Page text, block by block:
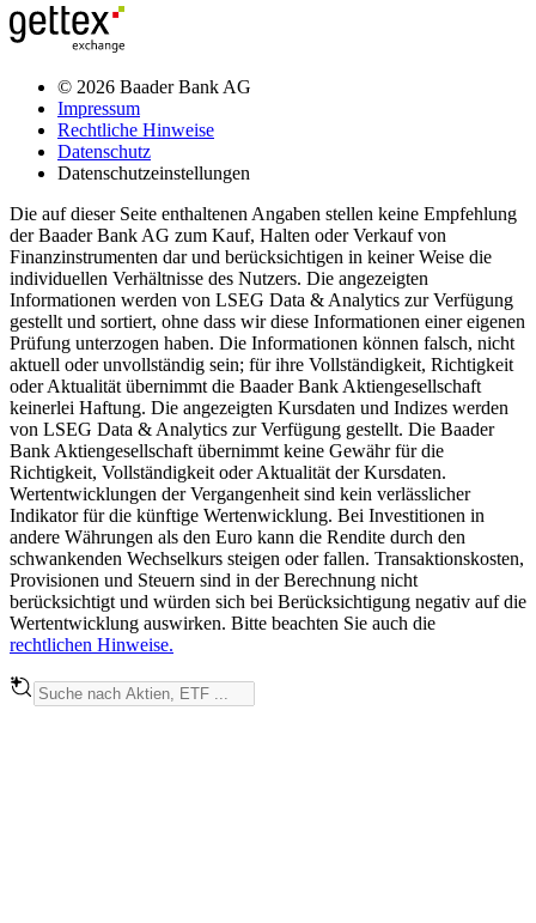
© 2026 Baader Bank AG
Impressum
Rechtliche Hinweise
Datenschutz
Datenschutzeinstellungen
Die auf dieser Seite enthaltenen Angaben stellen keine Empfehlung
der Baader Bank AG zum Kauf, Halten oder Verkauf von
Finanzinstrumenten dar und berücksichtigen in keiner Weise die
individuellen Verhältnisse des Nutzers. Die angezeigten
Informationen werden von LSEG Data & Analytics zur Verfügung
gestellt und sortiert, ohne dass wir diese Informationen einer eigenen
Prüfung unterzogen haben. Die Informationen können falsch, nicht
aktuell oder unvollständig sein; für ihre Vollständigkeit, Richtigkeit
oder Aktualität übernimmt die Baader Bank Aktiengesellschaft
keinerlei Haftung. Die angezeigten Kursdaten und Indizes werden
von LSEG Data & Analytics zur Verfügung gestellt. Die Baader
Bank Aktiengesellschaft übernimmt keine Gewähr für die
Richtigkeit, Vollständigkeit oder Aktualität der Kursdaten.
Wertentwicklungen der Vergangenheit sind kein verlässlicher
Indikator für die künftige Wertenwicklung. Bei Investitionen in
andere Währungen als den Euro kann die Rendite durch den
schwankenden Wechselkurs steigen oder fallen. Transaktionskosten,
Provisionen und Steuern sind in der Berechnung nicht
berücksichtigt und würden sich bei Berücksichtigung negativ auf die
Wertentwicklung auswirken. Bitte beachten Sie auch die
rechtlichen Hinweise.